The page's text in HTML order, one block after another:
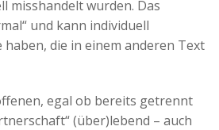
misshandelt wurden. Das
und kann individuell
haben, die in einem anderen Text
egal ob bereits getrennt
(über)lebend – auch